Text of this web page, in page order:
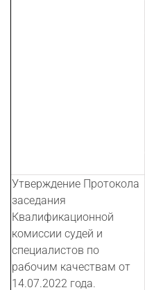
Утверждение Протокола
заседания
Квалификационной
комиссии судей и
специалистов по
рабочим качествам от
14.07.2022 года.